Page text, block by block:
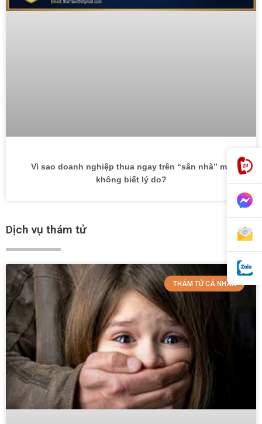
Vì sao doanh nghiệp thua ngay trên “sân nhà” mà
không biết lý do?
Dịch vụ thám tử
THÁM TỬ CÁ NHÂN